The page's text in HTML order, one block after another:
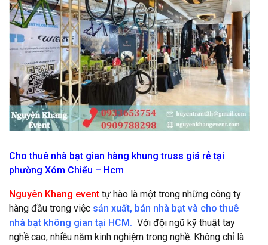
Cho thuê nhà bạt gian hàng khung truss giá rẻ tại
phường Xóm Chiếu – Hcm
Nguyên Khang event tự hào là một trong những công ty
hàng đầu trong việc sản xuất, bán nhà bạt và cho thuê
nhà bạt không gian tại HCM. Với đội ngũ kỹ thuật tay
nghề cao, nhiều năm kinh nghiệm trong nghề. Không chỉ là